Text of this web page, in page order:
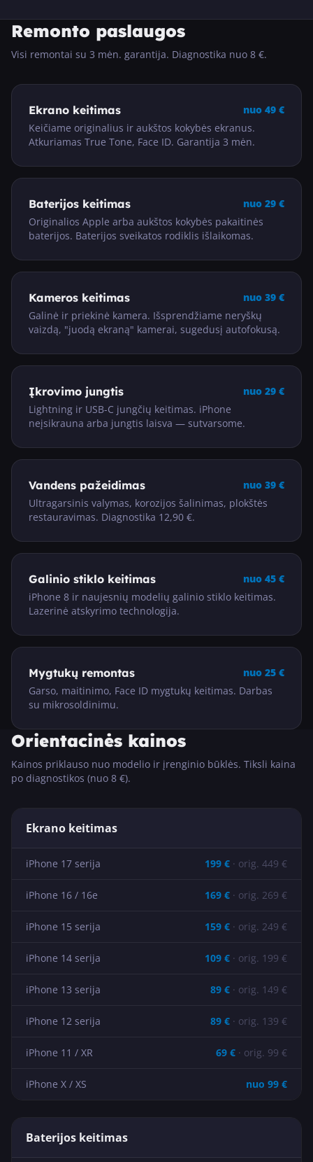
Remonto paslaugos
Visi remontai su 3 mėn. garantija. Diagnostika nuo 8 €.
Ekrano keitimas nuo 49 €
Keičiame originalius ir aukštos kokybės ekranus.
Atkuriamas True Tone, Face ID. Garantija 3 mėn.
Baterijos keitimas nuo 29 €
Originalios Apple arba aukštos kokybės pakaitinės
baterijos. Baterijos sveikatos rodiklis išlaikomas.
Kameros keitimas nuo 39 €
Galinė ir priekinė kamera. Išsprendžiame neryškų
vaizdą, "juodą ekraną" kamerai, sugedusį autofokusą.
Įkrovimo jungtis nuo 29 €
Lightning ir USB-C jungčių keitimas. iPhone
neįsikrauna arba jungtis laisva — sutvarsome.
Vandens pažeidimas nuo 39 €
Ultragarsinis valymas, korozijos šalinimas, plokštės
restauravimas. Diagnostika 12,90 €.
Galinio stiklo keitimas nuo 45 €
iPhone 8 ir naujesnių modelių galinio stiklo keitimas.
Lazerinė atskyrimo technologija.
Mygtukų remontas nuo 25 €
Garso, maitinimo, Face ID mygtukų keitimas. Darbas
su mikrosoldinimu.
Orientacinės kainos
Kainos priklauso nuo modelio ir įrenginio būklės. Tiksli kaina
po diagnostikos (nuo 8 €).
Ekrano keitimas
iPhone 17 serija 199 € · orig. 449 €
iPhone 16 / 16e 169 € · orig. 269 €
iPhone 15 serija 159 € · orig. 249 €
iPhone 14 serija 109 € · orig. 199 €
iPhone 13 serija 89 € · orig. 149 €
iPhone 12 serija 89 € · orig. 139 €
iPhone 11 / XR 69 € · orig. 99 €
iPhone X / XS nuo 99 €
Baterijos keitimas